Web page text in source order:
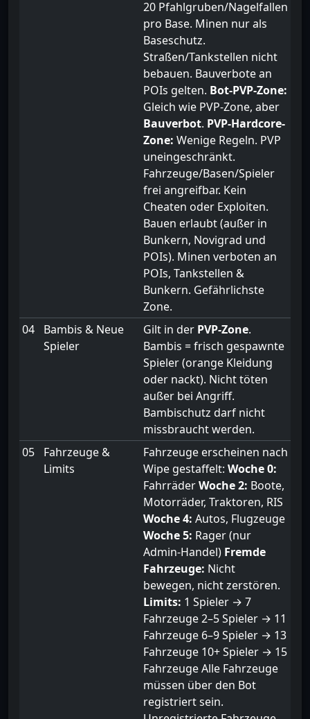
20 Pfahlgruben/Nagelfallen
pro Base. Minen nur als
Baseschutz.
Straßen/Tankstellen nicht
bebauen. Bauverbote an
POIs gelten. Bot-PVP-Zone:
Gleich wie PVP-Zone, aber
Bauverbot. PVP-Hardcore-
Zone: Wenige Regeln. PVP
uneingeschränkt.
Fahrzeuge/Basen/Spieler
frei angreifbar. Kein
Cheaten oder Exploiten.
Bauen erlaubt (außer in
Bunkern, Novigrad und
POIs). Minen verboten an
POIs, Tankstellen &
Bunkern. Gefährlichste
Zone.
04
Bambis & Neue
Spieler
Gilt in der PVP-Zone.
Bambis = frisch gespawnte
Spieler (orange Kleidung
oder nackt). Nicht töten
außer bei Angriff.
Bambischutz darf nicht
missbraucht werden.
05
Fahrzeuge &
Limits
Fahrzeuge erscheinen nach
Wipe gestaffelt: Woche 0:
FahrräderWoche 2: Boote,
Motorräder, Traktoren, RIS
Woche 4: Autos, Flugzeuge
Woche 5: Rager (nur
Admin-Handel) Fremde
Fahrzeuge: Nicht
bewegen, nicht zerstören.
Limits: 1 Spieler → 7
Fahrzeuge 2–5 Spieler → 11
Fahrzeuge 6–9 Spieler → 13
Fahrzeuge 10+ Spieler → 15
Fahrzeuge Alle Fahrzeuge
müssen über den Bot
registriert sein.